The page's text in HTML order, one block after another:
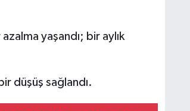
yaşandı; bir aylık
düşüş sağlandı.